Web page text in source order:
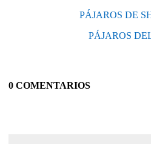
PÁJAROS DE
PÁJAROS
0 COMENTARIOS